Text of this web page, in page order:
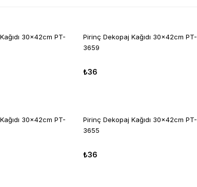
30x42cm PT-
Pirinç Dekopaj Kağıdı 30x42cm PT-
3659
₺36
30x42cm PT-
Pirinç Dekopaj Kağıdı 30x42cm PT-
3655
₺36